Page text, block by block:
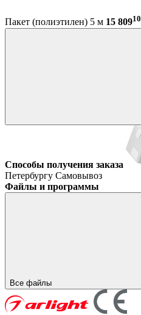
Пакет (полиэтилен) 5 м 15 80910
Способы получения заказа
Петербургу Самовывоз
Файлы и программы
Все файлы